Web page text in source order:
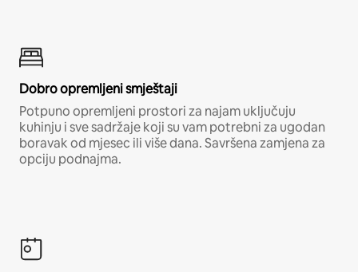
Dobro opremljeni smještaji
Potpuno opremljeni prostori za najam uključuju
kuhinju i sve sadržaje koji su vam potrebni za ugodan
boravak od mjesec ili više dana. Savršena zamjena za
opciju podnajma.